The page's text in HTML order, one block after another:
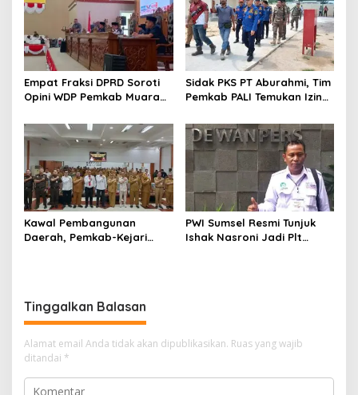
Empat Fraksi DPRD Soroti
Opini WDP Pemkab Muara
Kelola Keuangan
Sidak PKS PT Aburahmi, Tim
Pemkab PALI Temukan Izin
Kawal Pembangunan
Daerah, Pemkab-Kejari
PWI Sumsel Resmi Tunjuk
Ishak Nasroni Jadi Plt
Tinggalkan Balasan
Alamat email Anda tidak akan dipublikasikan. Ruas yang wajib
ditandai *